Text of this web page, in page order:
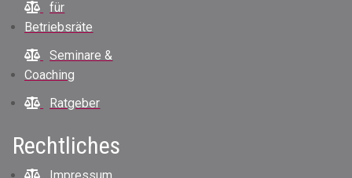
für
Betriebsräte
Seminare &
Coaching
Ratgeber
Rechtliches